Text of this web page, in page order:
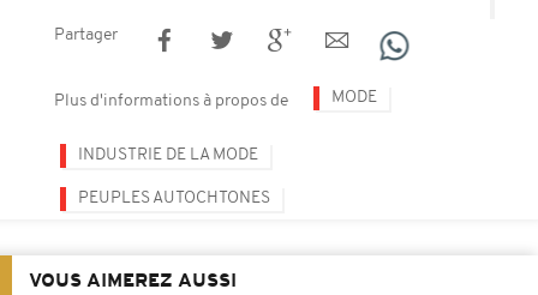
Partager
Plus d'informations à propos de MODE
INDUSTRIE DE LA MODE
PEUPLES AUTOCHTONES
VOUS AIMEREZ AUSSI